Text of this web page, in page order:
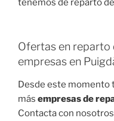
tenemos de reparto
Ofertas en reparto
empresas en
Desde este momento
más empresas de
Contacta con